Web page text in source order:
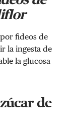
fideos de
la ingesta de
la glucosa
de